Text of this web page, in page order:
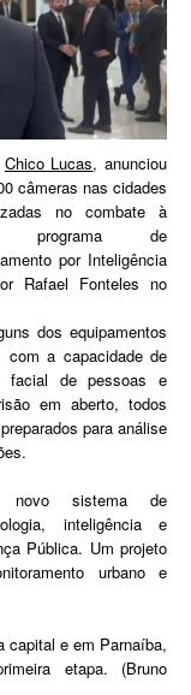
Chico Lucas, anunciou
câmeras nas cidades
no combate à
programa de
por Inteligência
Rafael Fonteles no
dos equipamentos
a capacidade de
facial de pessoas e
em aberto, todos
para análise
novo sistema de
inteligência e
Pública. Um projeto
urbano e
capital e em Parnaíba,
etapa. (Bruno